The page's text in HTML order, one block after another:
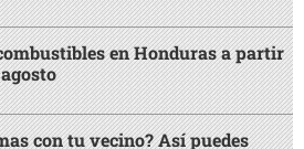
en Honduras a partir
con tu vecino? Así puedes